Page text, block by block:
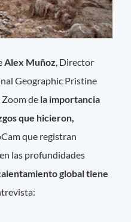
Alex Muñoz, Director
Geographic Pristine
Zoom de la importancia
que hicieron,
que registran
las profundidades
global tiene